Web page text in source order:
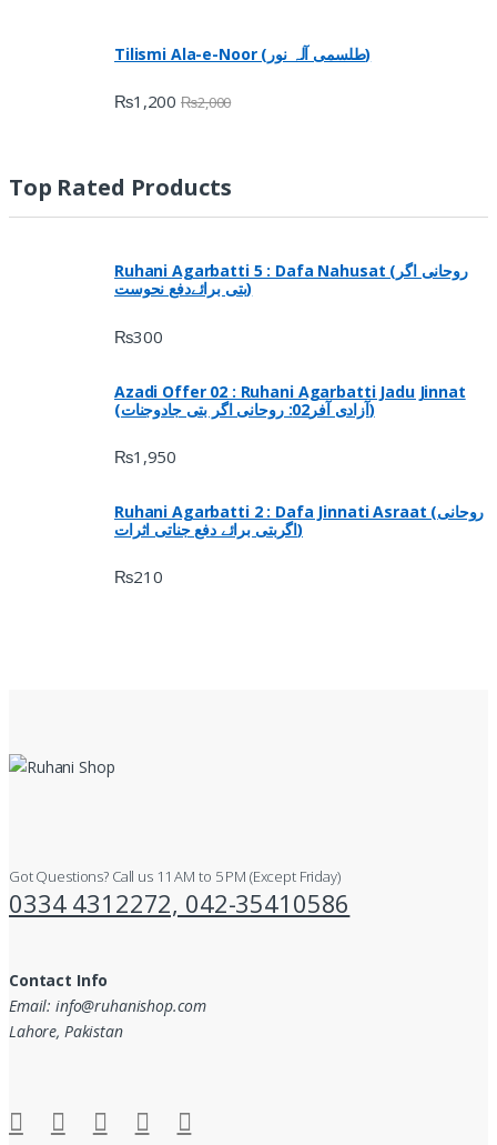
Tilismi Ala-e-Noor (طلسمی آلہ نور)
₨1,200 ₨2,000
Top Rated Products
Ruhani Agarbatti 5 : Dafa Nahusat (روحانی اگر
بتی برائےدفع نحوست)
₨300
Azadi Offer 02 : Ruhani Agarbatti Jadu Jinnat
(آزادی آفر02: روحانی اگر بتی جادوجنات)
₨1,950
Ruhani Agarbatti 2 : Dafa Jinnati Asraat (روحانی
اگربتی برائے دفع جناتی اثرات)
₨210
Got Questions? Call us 11 AM to 5 PM (Except Friday)
0334 4312272, 042-35410586
Contact Info
Email: info@ruhanishop.com
Lahore, Pakistan